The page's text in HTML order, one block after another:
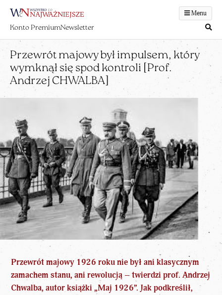
Menu
Konto PremiumNewsletter
Przewrót majowy był impulsem, który
wymknął się spod kontroli [Prof.
Andrzej CHWALBA]
Przewrót majowy 1926roku nie był ani klasycznym
zamachem stanu, ani rewolucją – twierdzi prof. Andrzej
Chwalba, autor książki „Maj 1926”. Jak podkreślił,